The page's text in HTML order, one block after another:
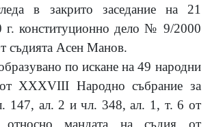
в закрито заседание на 21
г. конституционно дело№ 9/2000
съдията Асен Манов.
по искане на49 народни
от XXXVIII Народно събрание за
147, ал. 2 и чл. 348,ал. 1, т.6 от
относно мандата на съдия от